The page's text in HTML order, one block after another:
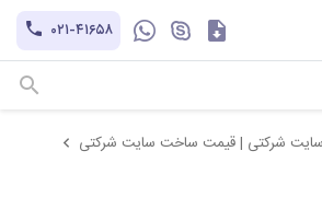
۰۲۱-۴۱۶۵۸
+۹۸-۹۳۰۲۱۲۱۱۰۱
hayatechsocial
کاتالوگ
شرکتی | قیمت ساخت سایت شرکتی